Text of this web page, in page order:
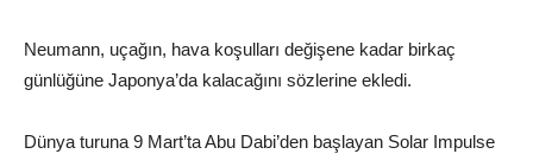
Neumann, uçağın, hava koşulları değişene kadar birkaç
günlüğüne Japonya’da kalacağını sözlerine ekledi.
Dünya turuna 9 Mart’ta Abu Dabi’den başlayan Solar Impulse